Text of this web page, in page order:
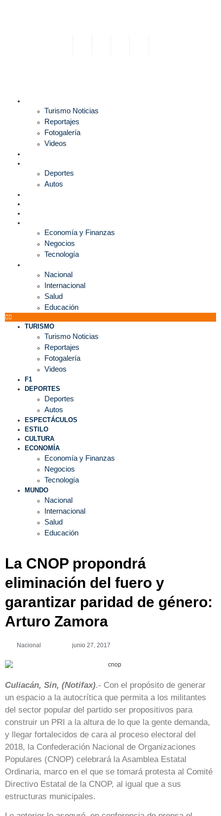
Turismo Noticias
Reportajes
Fotogalería
Videos
Deportes
Autos
Economía y Finanzas
Negocios
Tecnología
Nacional
Internacional
Salud
Educación
TURISMO
Turismo Noticias
Reportajes
Fotogalería
Videos
F1
DEPORTES
Deportes
Autos
ESPECTÁCULOS
ESTILO
CULTURA
ECONOMÍA
Economía y Finanzas
Negocios
Tecnología
MUNDO
Nacional
Internacional
Salud
Educación
La CNOP propondrá
eliminación del fuero y
garantizar paridad de género:
Arturo Zamora
Nacional junio 27, 2017
Culiacán, Sin, (Notifax).- Con el propósito de generar
un espacio a la autocrítica que permita a los militantes
del sector popular del partido ser propositivos para
construir un PRI a la altura de lo que la gente demanda,
y llegar fortalecidos de cara al proceso electoral del
2018, la Confederación Nacional de Organizaciones
Populares (CNOP) celebrará la Asamblea Estatal
Ordinaria, marco en el que se tomará protesta al Comité
Directivo Estatal de la CNOP, al igual que a sus
estructuras municipales.